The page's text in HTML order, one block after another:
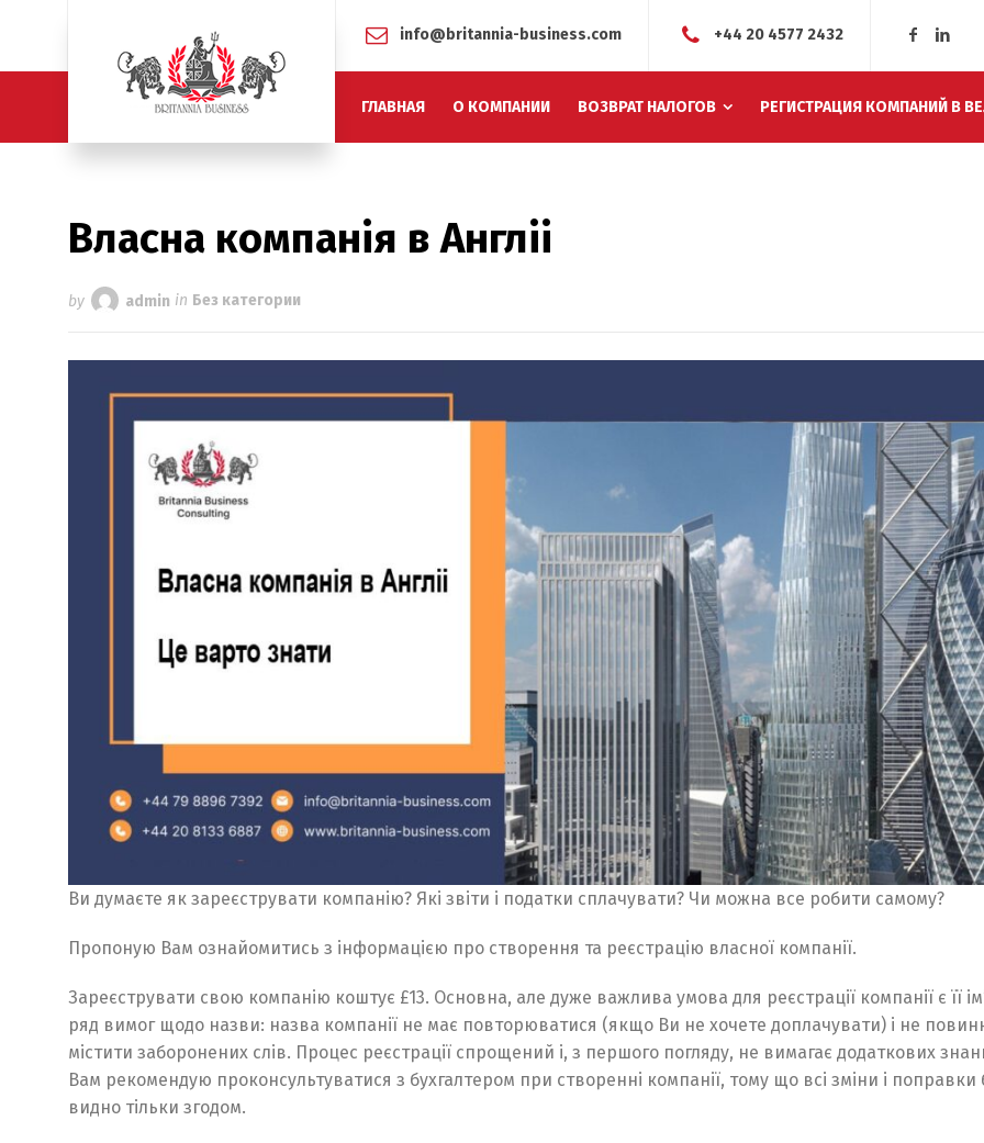
info@britannia-business.com +44 20 4577 2432
ГЛАВНАЯ О КОМПАНИИ ВОЗВРАТ НАЛОГОВ РЕГИСТРАЦИЯ КОМПАНИЙ В
Власна компанія в Англіі
by admin in Без категории
Ви думаєте як зареєструвати компанію? Які звіти і податки сплачувати? Чи можна все робити самому?
Пропоную Вам ознайомитись з інформацією про створення та реєстрацію власної компанії.
Зареєструвати свою компанію коштує £13. Основна, але дуже важлива умова для реєстрації компанії є її
ряд вимог щодо назви: назва компанії не має повторюватися (якщо Ви не хочете доплачувати) і не
містити заборонених слів. Процес реєстрації спрощений і, з першого погляду, не вимагає додаткових
Вам рекомендую проконсультуватися з бухгалтером при створенні компанії, тому що всі зміни і поправки
видно тільки згодом.